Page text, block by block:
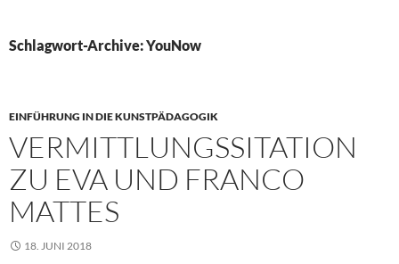
Schlagwort-Archive: YouNow
EINFÜHRUNG IN DIE KUNSTPÄDAGOGIK
VERMITTLUNGSSITATION
ZU EVA UND FRANCO
MATTES
18. JUNI 2018